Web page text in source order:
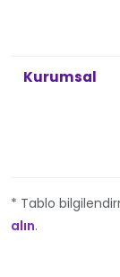
Kurumsal
* Tablo
alın.